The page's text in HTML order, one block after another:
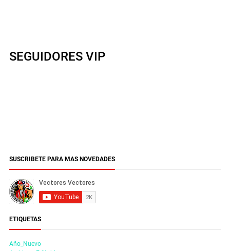
SEGUIDORES VIP
SUSCRIBETE PARA MAS NOVEDADES
ETIQUETAS
Año_Nuevo